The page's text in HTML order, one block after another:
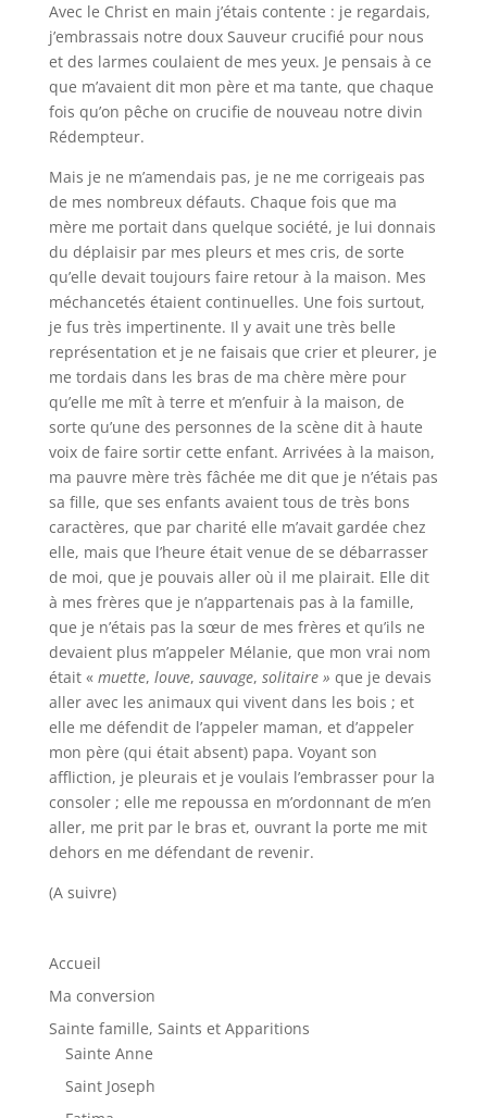
Avec le Christ en main j’étais contente : je regardais,
j’embrassais notre doux Sauveur crucifié pour nous
et des larmes coulaient de mes yeux. Je pensais à ce
que m’avaient dit mon père et ma tante, que chaque
fois qu’on pêche on crucifie de nouveau notre divin
Rédempteur.
Mais je ne m’amendais pas, je ne me corrigeais pas
de mes nombreux défauts. Chaque fois que ma
mère me portait dans quelque société, je lui donnais
du déplaisir par mes pleurs et mes cris, de sorte
qu’elle devait toujours faire retour à la maison. Mes
méchancetés étaient continuelles. Une fois surtout,
je fus très impertinente. Il y avait une très belle
représentation et je ne faisais que crier et pleurer, je
me tordais dans les bras de ma chère mère pour
qu’elle me mît à terre et m’enfuir à la maison, de
sorte qu’une des personnes de la scène dit à haute
voix de faire sortir cette enfant. Arrivées à la maison,
ma pauvre mère très fâchée me dit que je n’étais pas
sa fille, que ses enfants avaient tous de très bons
caractères, que par charité elle m’avait gardée chez
elle, mais que l’heure était venue de se débarrasser
de moi, que je pouvais aller où il me plairait. Elle dit
à mes frères que je n’appartenais pas à la famille,
que je n’étais pas la sœur de mes frères et qu’ils ne
devaient plus m’appeler Mélanie, que mon vrai nom
était « muette, louve, sauvage, solitaire » que je devais
aller avec les animaux qui vivent dans les bois ; et
elle me défendit de l’appeler maman, et d’appeler
mon père (qui était absent) papa. Voyant son
affliction, je pleurais et je voulais l’embrasser pour la
consoler ; elle me repoussa en m’ordonnant de m’en
aller, me prit par le bras et, ouvrant la porte me mit
dehors en me défendant de revenir.
(A suivre)
Accueil
Ma conversion
Sainte famille, Saints et Apparitions
Sainte Anne
Saint Joseph